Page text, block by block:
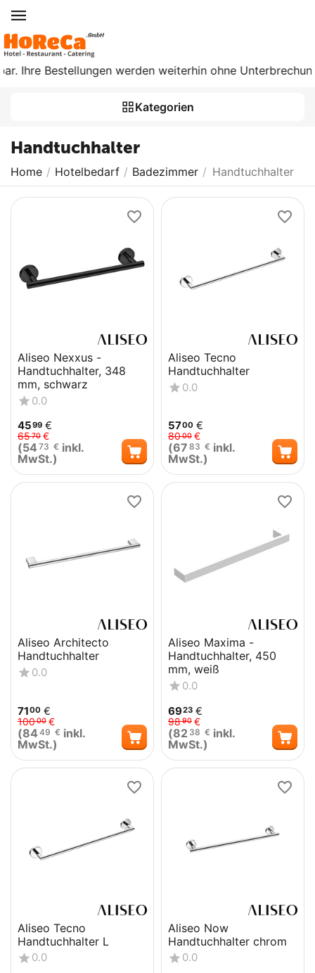
Bestellungen werden weiterhin ohne
Kategorien
Handtuchhalter
Home / Hotelbedarf / Badezimmer / Handtuchhalter
Aliseo Nexxus -
Handtuchhalter, 348
mm, schwarz
0.0
4599 €
6570 €
(54 73 € inkl.
MwSt.)
Aliseo Tecno
Handtuchhalter
0.0
5700 €
8000 €
(67 83 € inkl.
MwSt.)
Aliseo Architecto
Handtuchhalter
0.0
7100 €
10000 €
(84 49 € inkl.
MwSt.)
Aliseo Maxima -
Handtuchhalter, 450
mm, weiß
0.0
6923 €
9890 €
(82 38 € inkl.
MwSt.)
Aliseo Tecno
Handtuchhalter L
0.0
Aliseo Now
Handtuchhalter chrom
0.0